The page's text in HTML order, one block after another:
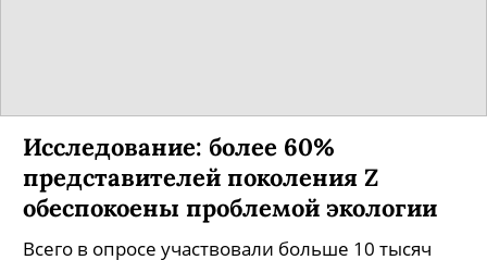
Исследование: более 60%
представителей поколения Z
обеспокоены проблемой экологии
Всего в опросе участвовали больше 10 тысяч